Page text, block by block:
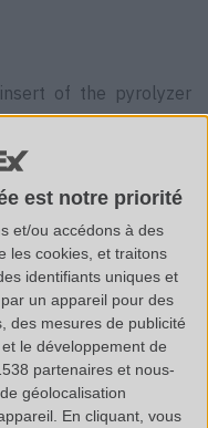
est notre priorité
et/ou accédons à des
les cookies, et traitons
identifiants uniques et
un appareil pour des
des mesures de publicité
le développement de
partenaires et nous-
géolocalisation
En cliquant, vous
of the pyrolyzer
the fragmentation of
and the simple
(adjuvants, solvents,
in the sample.
all these volatilized
chromatographic
MS detector (mass